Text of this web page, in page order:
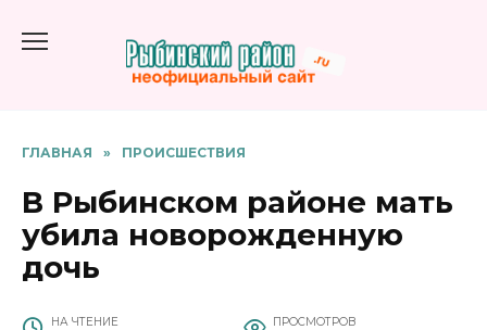
содержанию
ГЛАВНАЯ » ПРОИСШЕСТВИЯ
В Рыбинском районе мать
убила новорожденную
дочь
НА ЧТЕНИЕ ПРОСМОТРОВ